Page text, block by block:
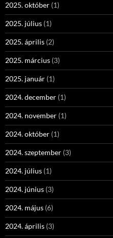
2025. október (1)
2025. július (1)
2025. április (2)
2025. március (3)
2025. január (1)
2024. december (1)
2024. november (1)
2024. október (1)
2024. szeptember (3)
2024. július (1)
2024. június (3)
2024. május (6)
2024. április (3)